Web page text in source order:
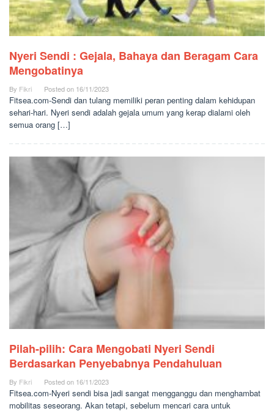
Nyeri Sendi : Gejala, Bahaya dan Beragam Cara
Mengobatinya
By Fikri Posted on 16/11/2023
Fitsea.com-Sendi dan tulang memiliki peran penting dalam kehidupan
sehari-hari. Nyeri sendi adalah gejala umum yang kerap dialami oleh
semua orang […]
Pilah-pilih: Cara Mengobati Nyeri Sendi
Berdasarkan Penyebabnya Pendahuluan
By Fikri Posted on 16/11/2023
Fitsea.com-Nyeri sendi bisa jadi sangat mengganggu dan menghambat
mobilitas seseorang. Akan tetapi, sebelum mencari cara untuk